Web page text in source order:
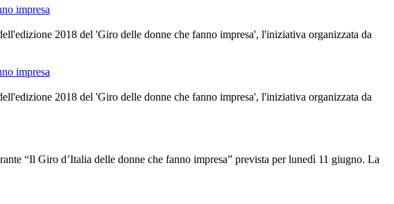
impresa
2018 del 'Giro delle donne che fanno impresa', l'iniziativa organizzata da
impresa
2018 del 'Giro delle donne che fanno impresa', l'iniziativa organizzata da
“Il Giro d’Italia delle donne che fanno impresa” prevista per lunedì 11 giugno. La